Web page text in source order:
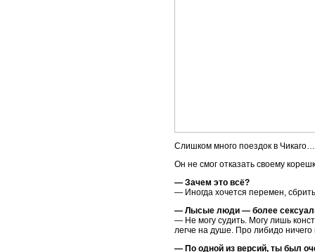
Слишком много поездок в Чикаго…
Он не смог отказать своему
— Зачем это всё?
— Иногда хочется перемен,
— Лысые люди — более
— Не могу судить. Могу лишь
легче на душе. Про либидо ничего
— По одной из версий, ты был